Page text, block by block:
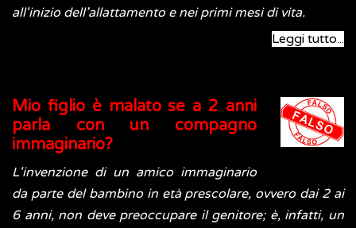
all'inizio dell’allattamento e nei primi mesi di vita.
Leggi tutto...
Mio figlio è malato se a 2 anni
parla con un compagno
immaginario?
L'invenzione di un amico immaginario
da parte del bambino in età prescolare, ovvero dai 2 ai
6 anni, non deve preoccupare il genitore; è, infatti, un